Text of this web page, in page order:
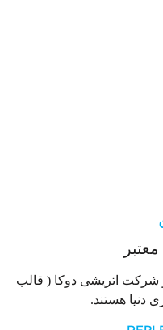
اتریشی دوکا ( قالب
هستند.